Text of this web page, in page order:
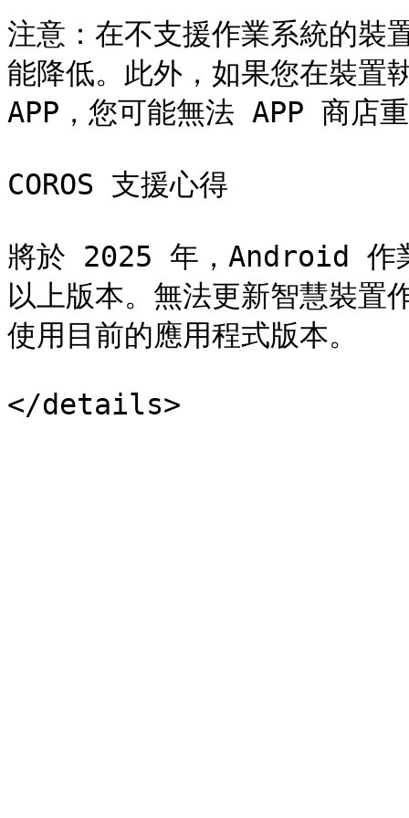
注意：在不支援作業系統的裝
能降低。此外，如果您在裝置
APP，您可能無法 APP 商店
COROS 支援心得
將於 2025 年，Android 作
以上版本。無法更新智慧裝置
使用目前的應用程式版本。